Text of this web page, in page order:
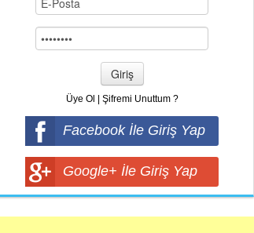
Giriş
Üye Ol Şifremi Unuttum ?
Facebook İle Giriş Yap
Google+ İle Giriş Yap